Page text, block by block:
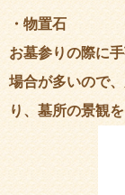
・物置石
お墓参りの際に
場合が多いので
り、墓所の景観